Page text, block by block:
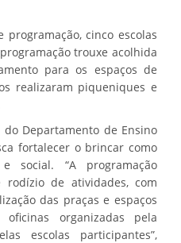
cinco escolas
trouxe acolhida
para os espaços de
realizaram piqueniques e
do Departamento de Ensino
fortalecer o brincar como
social. “A programação
de atividades, com
das praças e espaços
organizadas pela
escolas participantes”,